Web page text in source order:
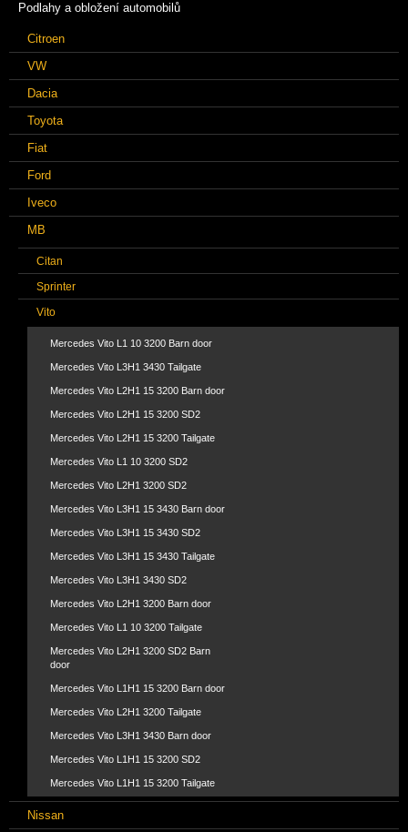
Podlahy a obložení automobilů
Citroen
VW
Dacia
Toyota
Fiat
Ford
Iveco
MB
Citan
Sprinter
Vito
Mercedes Vito L1 10 3200 Barn door
Mercedes Vito L3H1 3430 Tailgate
Mercedes Vito L2H1 15 3200 Barn door
Mercedes Vito L2H1 15 3200 SD2
Mercedes Vito L2H1 15 3200 Tailgate
Mercedes Vito L1 10 3200 SD2
Mercedes Vito L2H1 3200 SD2
Mercedes Vito L3H1 15 3430 Barn door
Mercedes Vito L3H1 15 3430 SD2
Mercedes Vito L3H1 15 3430 Tailgate
Mercedes Vito L3H1 3430 SD2
Mercedes Vito L2H1 3200 Barn door
Mercedes Vito L1 10 3200 Tailgate
Mercedes Vito L2H1 3200 SD2 Barn
door
Mercedes Vito L1H1 15 3200 Barn door
Mercedes Vito L2H1 3200 Tailgate
Mercedes Vito L3H1 3430 Barn door
Mercedes Vito L1H1 15 3200 SD2
Mercedes Vito L1H1 15 3200 Tailgate
Nissan